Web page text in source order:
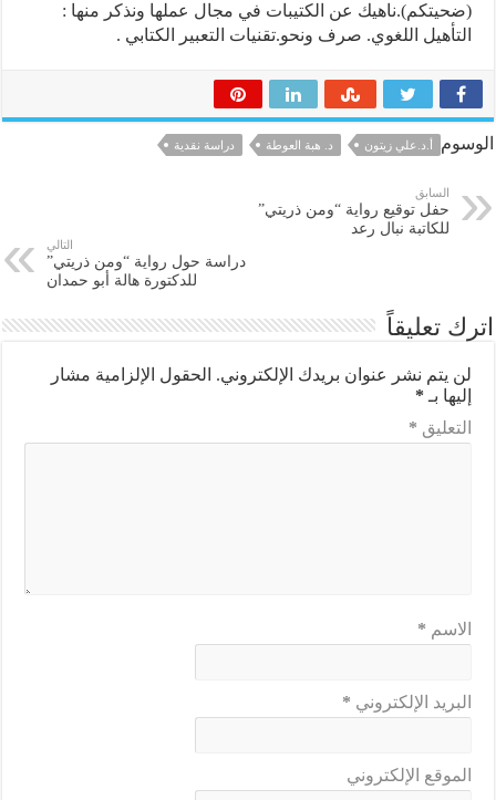
(ضحيتكم).ناهيك عن الكتيبات في مجال عملها ونذكر منها :
التأهيل اللغوي. صرف ونحو.تقنيات التعبير الكتابي .
الوسوم أ.د.علي زيتون د. هبة العوطة دراسة نقدية
السابق
حفل توقيع رواية “ومن ذريتي”
للكاتبة نبال رعد
التالي
دراسة حول رواية “ومن ذريتي”
للدكتورة هالة أبو حمدان
اترك تعليقاً
لن يتم نشر عنوان بريدك الإلكتروني. الحقول الإلزامية مشار
إليها بـ *
التعليق *
الاسم *
البريد الإلكتروني *
الموقع الإلكتروني